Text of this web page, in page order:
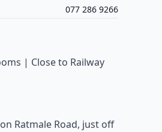
077 286 9266
| Close to Railway
Ratmale Road, just off